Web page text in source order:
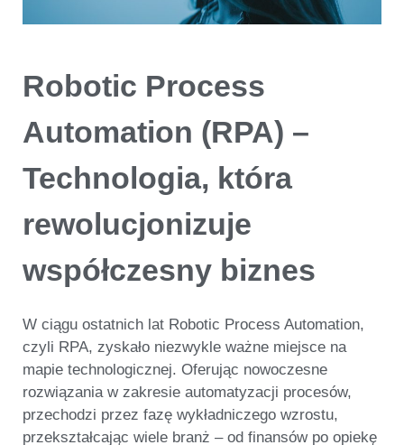
Robotic Process
Automation (RPA) –
Technologia, która
rewolucjonizuje
współczesny biznes
W ciągu ostatnich lat Robotic Process Automation,
czyli RPA, zyskało niezwykle ważne miejsce na
mapie technologicznej. Oferując nowoczesne
rozwiązania w zakresie automatyzacji procesów,
przechodzi przez fazę wykładniczego wzrostu,
przekształcając wiele branż – od finansów po opiekę